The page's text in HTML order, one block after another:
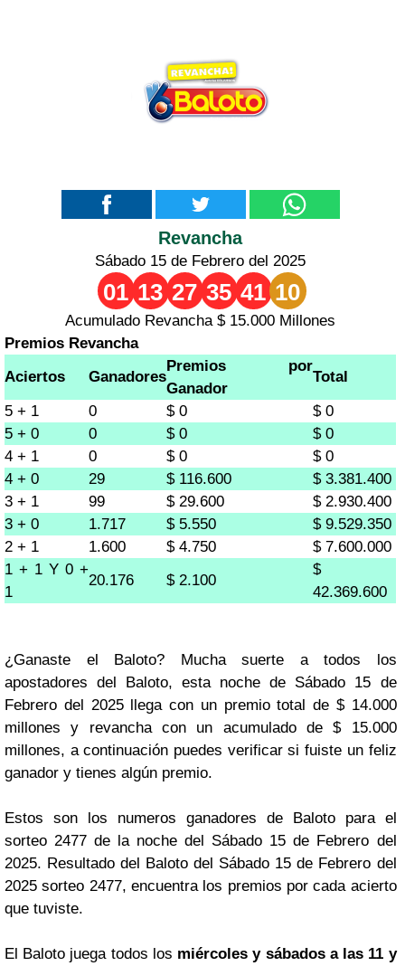
Revancha
Sábado 15 de Febrero del 2025
01 13 27 35 41 10
Acumulado Revancha $ 15.000 Millones
Premios Revancha
Aciertos
Ganadores
Premios por
Ganador
Total
5 + 1
0 $ 0
$ 0
5 + 0
0 $ 0
$ 0
4 + 1
0 $ 0
$ 0
4 + 0
29 $ 116.600
$ 3.381.400
3 + 1
99 $ 29.600
$ 2.930.400
3 + 0
1.717 $ 5.550
$ 9.529.350
2 + 1
1.600 $ 4.750
$ 7.600.000
1 + 1 Y 0 +
1
20.176 $ 2.100
$
42.369.600
¿Ganaste el Baloto? Mucha suerte a todos los
apostadores del Baloto, esta noche de Sábado 15 de
Febrero del 2025 llega con un premio total de $ 14.000
millones y revancha con un acumulado de $ 15.000
millones, a continuación puedes verificar si fuiste un feliz
ganador y tienes algún premio.
Estos son los numeros ganadores de Baloto para el
sorteo 2477 de la noche del Sábado 15 de Febrero del
2025. Resultado del Baloto del Sábado 15 de Febrero del
2025 sorteo 2477, encuentra los premios por cada acierto
que tuviste.
El Baloto juega todos los miércoles y sábados a las 11 y